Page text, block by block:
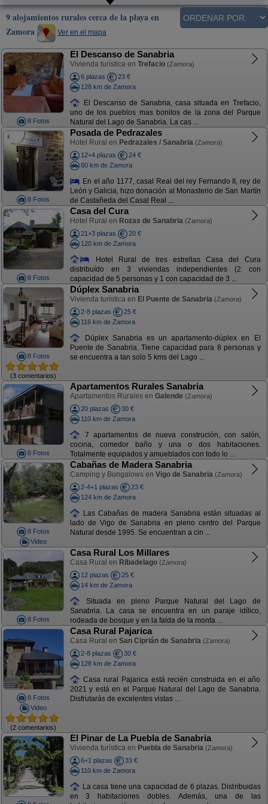
9 alojamientos rurales cerca de la playa en
Zamora
Ver en el mapa
8 Fotos
El Descanso de Sanabria
Vivienda turística en Trefacio (Zamora)
6 plazas
23 €
128 km de Zamora
El Descanso de Sanabria, casa situada en Trefacio,
uno de los pueblos mas bonitos de la zona del Parque
Natural del Lago de Sanabria. La cas ...
8 Fotos
Posada de Pedrazales
Hotel Rural en Pedrazales / Sanabria (Zamora)
12+4 plazas
24 €
80 km de Zamora
En el año 1177, casal Real del rey Fernando II, rey de
León y Galicia, hizo donación al Monasterio de San Martín
de Castañeda del Casal Real ...
8 Fotos
Casa del Cura
Hotel Rural en Rozas de Sanabria (Zamora)
21+3 plazas
20 €
120 km de Zamora
Hotel Rural de tres estrellas Casa del Cura
distribuído en 3 viviendas independientes (2 con
capacidad de 5 personas y 1 con capacidad de 3 ...
8 Fotos
(3 comentarios)
Dúplex Sanabria
Vivienda turística en El Puente de Sanabria (Zamora)
2-8 plazas
25 €
116 km de Zamora
Dúplex Sanabria es un apartamento-dúplex en El
Puente de Sanabria. Tiene capacidad para 8 personas y
se encuentra a tan solo 5 kms del Lago ...
8 Fotos
Apartamentos Rurales Sanabria
Apartamentos Rurales en Galende (Zamora)
20 plazas
30 €
110 km de Zamora
7 apartamentos de nueva construción, con salón,
cocina, comedor baño y una o dos habitaciones.
Totalmente equipados y amueblados con todo lo ...
8 Fotos
Video
Cabañas de Madera Sanabria
Camping y Bungalows en Vigo de Sanabria (Zamora)
2-4+1 plazas
23 €
124 km de Zamora
Las Cabañas de madera Sanabria están situadas al
lado de Vigo de Sanabria en pleno centro del Parque
Natural desde 1995. Se encuentran a cin ...
8 Fotos
Casa Rural Los Millares
Casa Rural en Ribadelago (Zamora)
12 plazas
25 €
14 km de Zamora
Situada en pleno Parque Natural del Lago de
Sanabria. La casa se encuentra en un paraje idílico,
rodeada de bosque y en la falda de la monta ...
8 Fotos
Video
(2 comentarios)
Casa Rural Pajarica
Casa Rural en San Ciprián de Sanabria (Zamora)
2-8 plazas
30 €
128 km de Zamora
Casa rural Pajarica está recién construida en el año
2021 y está en el Parque Natural del Lago de Sanabria.
Disfrutarás de excelentes vistas ...
El Pinar de La Puebla de Sanabria
Vivienda turística en Puebla de Sanabria (Zamora)
6+1 plazas
33 €
110 km de Zamora
La casa tiene una capacidad de 6 plazas. Distribuidas
en 3 habitaciones dobles. Además, una de las